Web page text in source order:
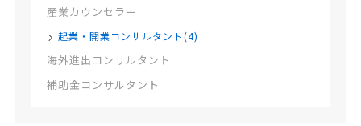
産業カウンセラー
起業・開業コンサルタント(4)
海外進出コンサルタント
補助金コンサルタント